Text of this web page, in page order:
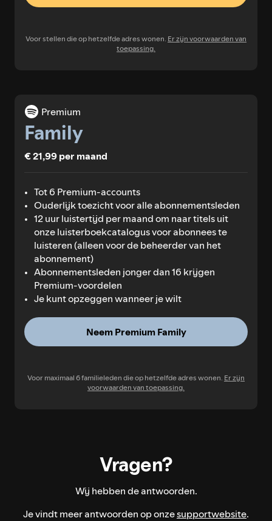
Voor stellen die op hetzelfde adres wonen. Er zijn voorwaarden van
toepassing.
Premium
Family
€ 21,99 per maand
Tot 6 Premium-accounts
Ouderlijk toezicht voor alle abonnementsleden
12 uur luistertijd per maand om naar titels uit
onze luisterboekcatalogus voor abonnees te
luisteren (alleen voor de beheerder van het
abonnement)
Abonnementsleden jonger dan 16 krijgen
Premium-voordelen
Je kunt opzeggen wanneer je wilt
Neem Premium Family
Voor maximaal 6 familieleden die op hetzelfde adres wonen. Er zijn
voorwaarden van toepassing.
Vragen?
Wij hebben de antwoorden.
Je vindt meer antwoorden op onzesupportwebsite.